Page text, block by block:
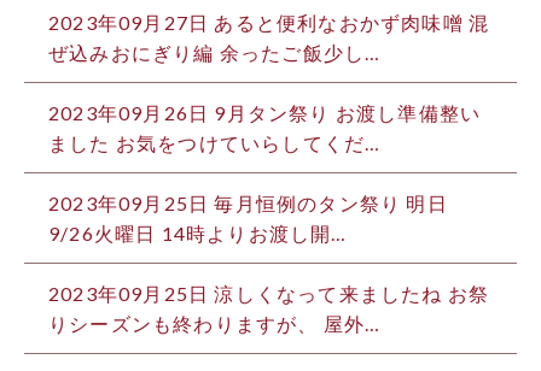
2023年09月27日 あると便利なおかず肉味噌 混
ぜ込みおにぎり編 余ったご飯少し…
2023年09月26日 9月タン祭り お渡し準備整い
ました お気をつけていらしてくだ…
2023年09月25日 毎月恒例のタン祭り 明日
9/26火曜日 14時よりお渡し開…
2023年09月25日 涼しくなって来ましたね お祭
りシーズンも終わりますが、 屋外…